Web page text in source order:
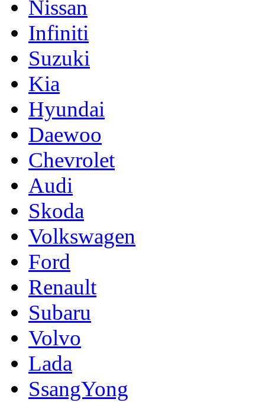
Nissan
Infiniti
Suzuki
Kia
Hyundai
Daewoo
Chevrolet
Audi
Skoda
Volkswagen
Ford
Renault
Subaru
Volvo
Lada
SsangYong